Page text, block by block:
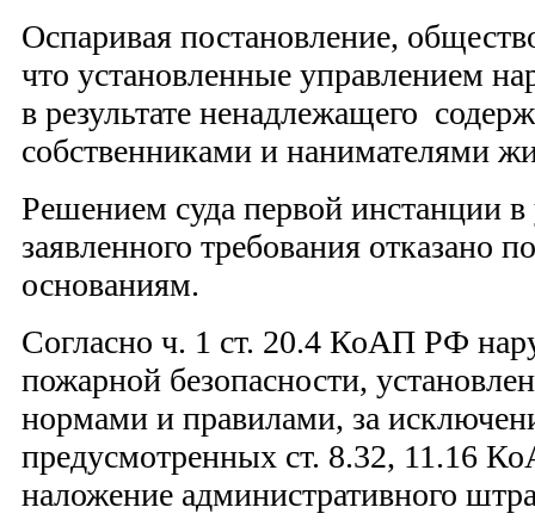
Оспаривая постановление,
что установленные управлением
в результате ненадлежащего
собственниками и нанимателями
Решением суда первой инстанции в
заявленного требования отказано
основаниям.
Согласно ч. 1 ст. 20.4 КоАП РФ
пожарной безопасности,
нормами и правилами, за
предусмотренных ст. 8.32, 11.16
наложение административного